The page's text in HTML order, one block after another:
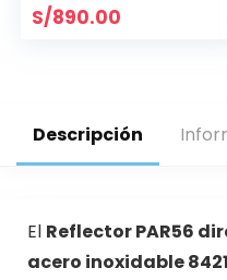
S/890.00
Descripción
El Reflector PAR56
acero inoxidable